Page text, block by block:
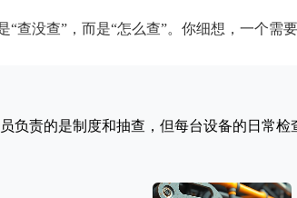
“查没查”，而是“怎么查”。你细想，一个
负责的是制度和抽查，但每台设备的日常